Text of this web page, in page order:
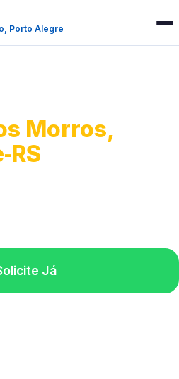
Porto Alegre
Morros,
Já